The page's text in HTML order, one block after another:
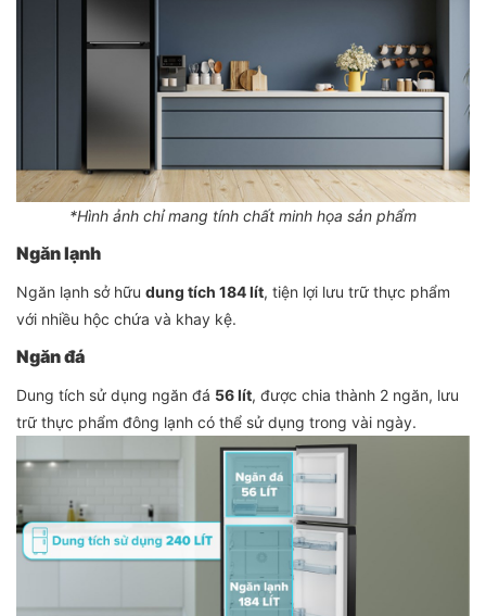
*Hình ảnh chỉ mang tính chất minh họa sản phẩm
Ngăn lạnh
Ngăn lạnh sở hữu dung tích 184 lít, tiện lợi lưu trữ thực phẩm
với nhiều hộc chứa và khay kệ.
Ngăn đá
Dung tích sử dụng ngăn đá 56 lít, được chia thành 2 ngăn, lưu
trữ thực phẩm đông lạnh có thể sử dụng trong vài ngày.